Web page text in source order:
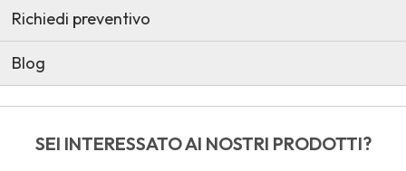
Richiedi preventivo
Blog
SEI INTERESSATO AI NOSTRI PRODOTTI?